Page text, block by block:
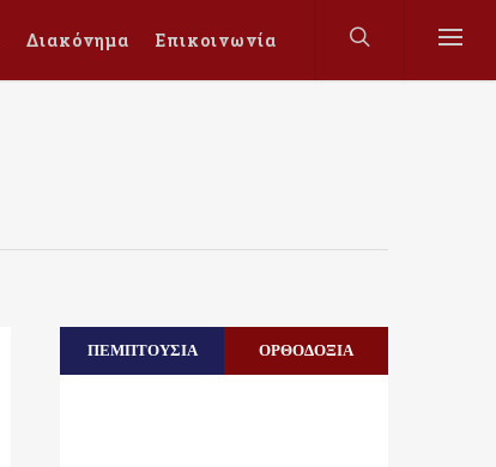
Διακόνημα Επικοινωνία
ΠΕΜΠΤΟΥΣΙΑ ΟΡΘΟΔΟΞΙΑ